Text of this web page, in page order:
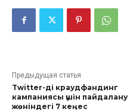
Предыдущая статья
Twitter-ді краудфандинг
кампаниясы үшін пайдалану
жөніндегі 7 кеңес